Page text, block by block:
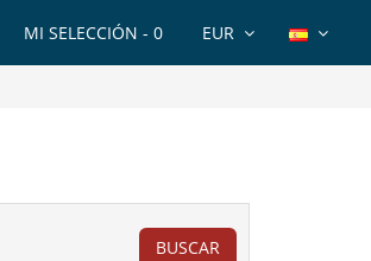
EUR
MI SELECCIÓN - 0
BUSCAR